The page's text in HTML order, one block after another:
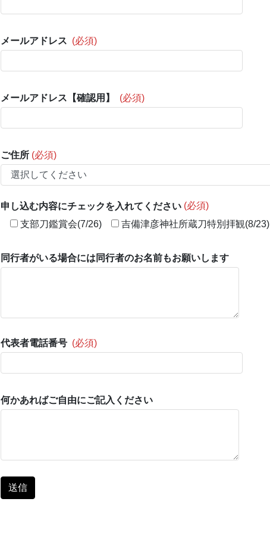
メールアドレス (必須)
メールアドレス【確認用】 (必須)
ご住所 (必須)
申し込む内容にチェックを入れてください (必須)
支部刀鑑賞会(7/26)
吉備津彦神社所蔵刀特別拝観(8/23)
同行者がいる場合には同行者のお名前もお願いします
代表者電話番号 (必須)
何かあればご自由にご記入ください